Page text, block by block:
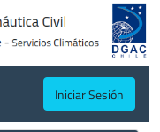
Iniciar Sesión